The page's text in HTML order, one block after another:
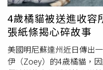
的最低底線，然而只有重
出，針對7大醫界團體所提
均值基準，如將白班、小
日、假日、尖峰、離峰全
員最沉重、最危險、最孤
4歲橘貓被送進收
張紙條揭心碎故事
美國明尼蘇達州近日傳出
伊（Zoey）的4歲橘貓，